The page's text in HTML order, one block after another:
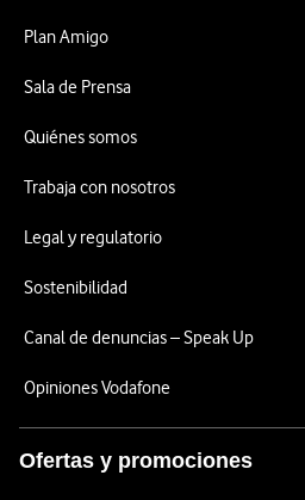
Plan Amigo
Sala de Prensa
Quiénes somos
Trabaja con nosotros
Legal y regulatorio
Sostenibilidad
Canal de denuncias – Speak Up
Opiniones Vodafone
Ofertas y promociones